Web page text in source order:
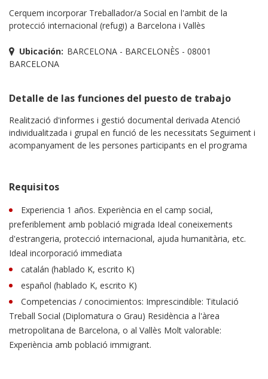
Cerquem incorporar Treballador/a Social en l'ambit de la
protecció internacional (refugi) a Barcelona i Vallès
Ubicación: BARCELONA - BARCELONÈS - 08001
BARCELONA
Detalle de las funciones del puesto de trabajo
Realització d'informes i gestió documental derivada Atenció
individualitzada i grupal en funció de les necessitats Seguiment i
acompanyament de les persones participants en el programa
Requisitos
Experiencia 1 años. Experiència en el camp social,
preferiblement amb població migrada Ideal coneixements
d'estrangeria, protecció internacional, ajuda humanitària, etc.
Ideal incorporació immediata
catalán (hablado K, escrito K)
español (hablado K, escrito K)
Competencias / conocimientos: Imprescindible: Titulació
Treball Social (Diplomatura o Grau) Residència a l'àrea
metropolitana de Barcelona, o al Vallès Molt valorable:
Experiència amb població immigrant.